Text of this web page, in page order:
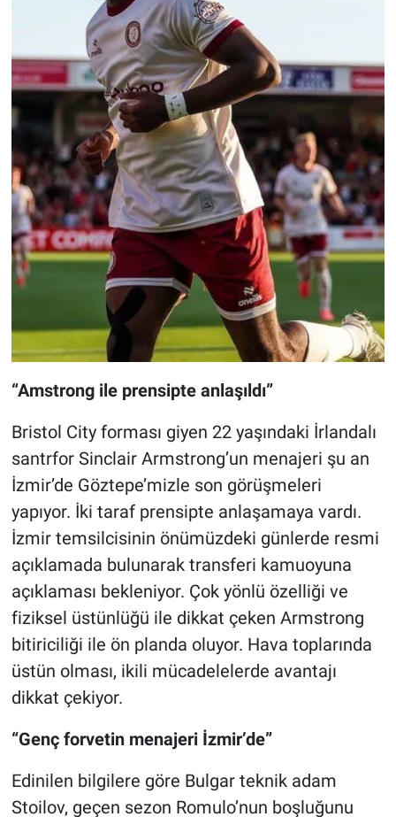
“Amstrong ile prensipte anlaşıldı”
Bristol City forması giyen 22 yaşındaki İrlandalı
santrfor Sinclair Armstrong’un menajeri şu an
İzmir’de Göztepe’mizle son görüşmeleri
yapıyor. İki taraf prensipte anlaşamaya vardı.
İzmir temsilcisinin önümüzdeki günlerde resmi
açıklamada bulunarak transferi kamuoyuna
açıklaması bekleniyor. Çok yönlü özelliği ve
fiziksel üstünlüğü ile dikkat çeken Armstrong
bitiriciliği ile ön planda oluyor. Hava toplarında
üstün olması, ikili mücadelelerde avantajı
dikkat çekiyor.
“Genç forvetin menajeri İzmir’de”
Edinilen bilgilere göre Bulgar teknik adam
Stoilov, geçen sezon Romulo’nun boşluğunu